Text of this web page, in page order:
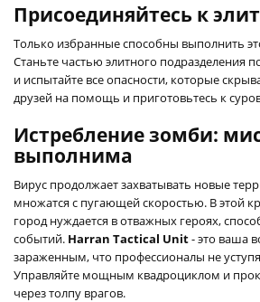
Присоединяйтесь к
Только избранные способны выполнить
Станьте частью элитного подразделения
и испытайте все опасности, которые
друзей на помощь и приготовьтесь к
Истребление зомби:
выполнима
Вирус продолжает захватывать новые
множатся с пугающей скоростью. В этой
город нуждается в отважных героях,
событий. Harran Tactical Unit- это ваша
зараженным, что профессионалы не
Управляйте мощным квадроциклом и
через толпу врагов.